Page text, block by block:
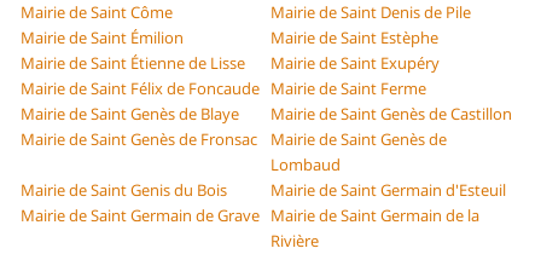
Mairie de Saint Côme
Mairie de Saint Denis de Pile
Mairie de Saint Émilion
Mairie de Saint Estèphe
Mairie de Saint Étienne de Lisse
Mairie de Saint Exupéry
Mairie de Saint Félix de Foncaude Mairie de Saint Ferme
Mairie de Saint Genès de Blaye
Mairie de Saint Genès de Castillon
Mairie de Saint Genès de Fronsac
Mairie de Saint Genès de
Lombaud
Mairie de Saint Genis du Bois
Mairie de Saint Germain d'Esteuil
Mairie de Saint Germain de Grave Mairie de Saint Germain de la
Rivière